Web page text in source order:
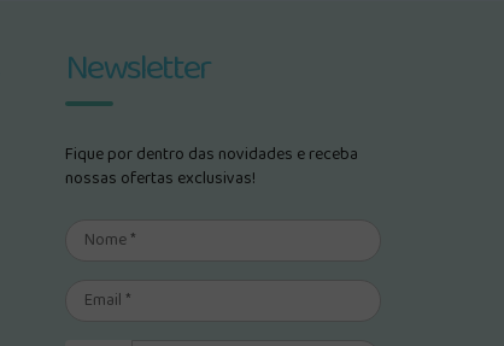
Newsletter
Fique por dentro das novidades e receba
nossas ofertas exclusivas!